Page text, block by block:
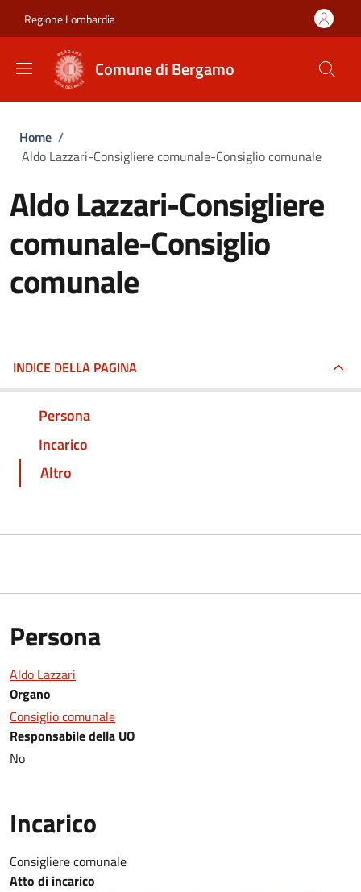
Regione Lombardia
Comune di Bergamo
Briciole di pane
Home /
Aldo Lazzari-Consigliere comunale-Consiglio comunale
Aldo Lazzari-Consigliere
comunale-Consiglio
comunale
INDICE DELLA PAGINA
Persona
Incarico
Altro
Persona
Aldo Lazzari
Organo
Consiglio comunale
Responsabile della UO
No
Incarico
Consigliere comunale
Atto di incarico